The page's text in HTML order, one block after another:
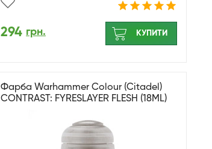
294 грн. КУПИТИ
Фарба Warhammer Colour (Citadel)
CONTRAST: FYRESLAYER FLESH (18ML)